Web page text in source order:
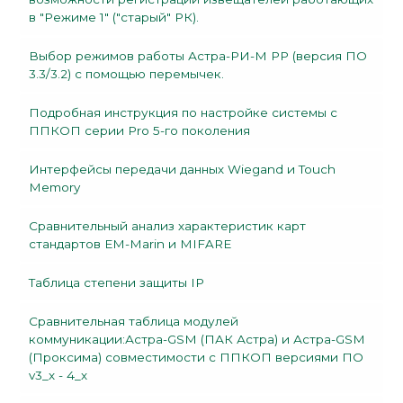
в "Режиме 1" ("старый" РК).
Выбор режимов работы Астра-РИ-М РР (версия ПО
3.3/3.2) с помощью перемычек.
Подробная инструкция по настройке системы с
ППКОП серии Pro 5-го поколения
Интерфейсы передачи данных Wiegand и Touch
Memory
Сравнительный анализ характеристик карт
стандартов EM-Marin и MIFARE
Таблица степени защиты IP
Сравнительная таблица модулей
коммуникации:Астра-GSM (ПАК Астра) и Астра-GSM
(Проксима) совместимости с ППКОП версиями ПО
v3_х - 4_х